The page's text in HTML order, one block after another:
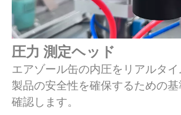
圧力 測定ヘッド
エアゾール缶の内圧をリアルタイ
製品の安全性を確保するための
確認します。